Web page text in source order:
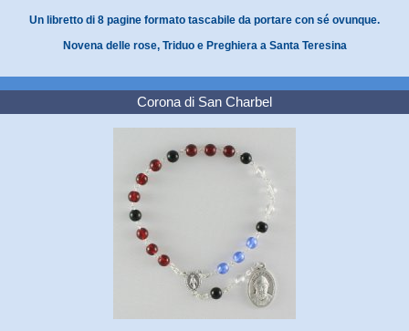
Un libretto di 8 pagine formato tascabile da portare con sé ovunque.
Novena delle rose, Triduo e Preghiera a Santa Teresina
Corona di San Charbel